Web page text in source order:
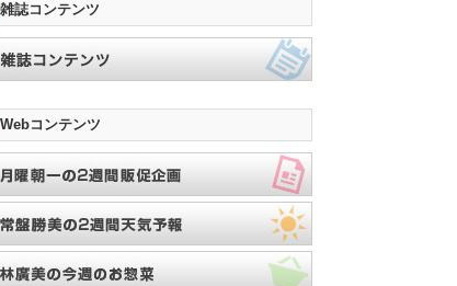
雑誌コンテンツ
Webコンテンツ